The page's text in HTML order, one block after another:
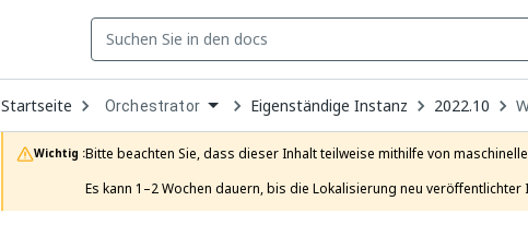
Startseite Open
Dropdown
to
choose
product
Orchestrator Eigenständige Instanz 2022.10
Wichtig :Bitte beachten Sie, dass dieser Inhalt teilweise mithilfe von
Es kann 1–2 Wochen dauern, bis die Lokalisierung neu